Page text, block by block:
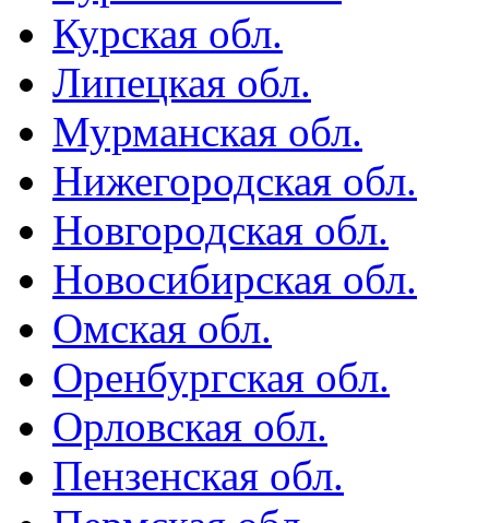
Курская обл.
Липецкая обл.
Мурманская обл.
Нижегородская обл.
Новгородская обл.
Новосибирская обл.
Омская обл.
Оренбургская обл.
Орловская обл.
Пензенская обл.